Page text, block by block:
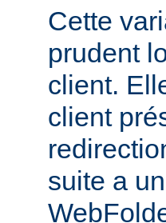
Cette
prudent
client.
client
suite a